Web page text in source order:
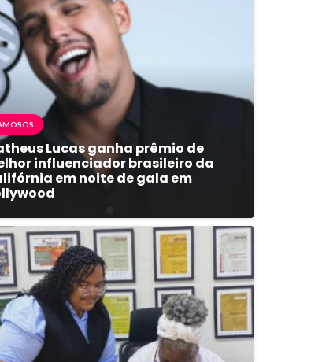
Lucas ganha prêmio de
influenciador brasileiro da
em noite de gala em